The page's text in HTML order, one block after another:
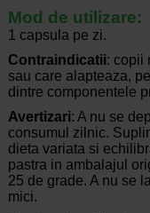
Mod de utilizare:
1 capsula pe zi.
Contraindicatii: copii
sau care alapteaza,
dintre componentele
Avertizari: A nu se
consumul zilnic.
dieta variata si
pastra in ambalajul
25 de grade. A nu se
mici.